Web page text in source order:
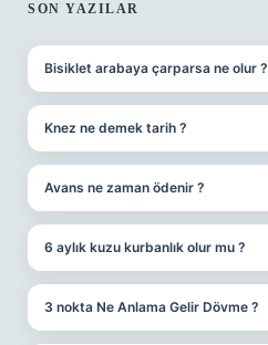
SIDEBAR
SON YAZILAR
Bisiklet arabaya çarparsa ne olur ?
Knez ne demek tarih ?
Avans ne zaman ödenir ?
6 aylık kuzu kurbanlık olur mu ?
3 nokta Ne Anlama Gelir Dövme ?